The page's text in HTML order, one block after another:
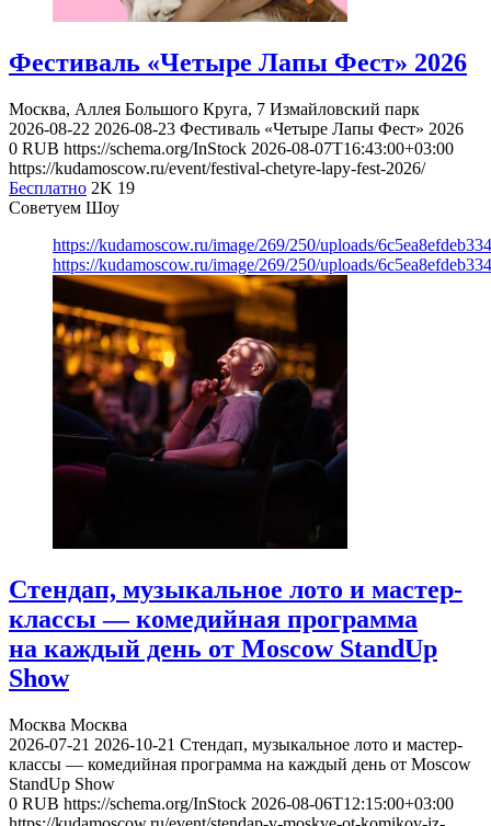
Фестиваль «Четыре Лапы Фест» 2026
Москва, Аллея Большого Круга, 7 Измайловский парк
2026-08-22 2026-08-23 Фестиваль «Четыре Лапы Фест» 2026
0 RUB https://schema.org/InStock 2026-08-07T16:43:00+03:00
https://kudamoscow.ru/event/festival-chetyre-lapy-fest-2026/
Бесплатно 2K 19
Советуем Шоу
https://kudamoscow.ru/image/269/250/uploads/
https://kudamoscow.ru/image/269/250/uploads/
Стендап, музыкальное лото и мастер-
классы — комедийная программа
на каждый день от Moscow StandUp
Show
Москва Москва
2026-07-21 2026-10-21 Стендап, музыкальное лото и мастер-
классы — комедийная программа на каждый день от Moscow
StandUp Show
0 RUB https://schema.org/InStock 2026-08-06T12:15:00+03:00